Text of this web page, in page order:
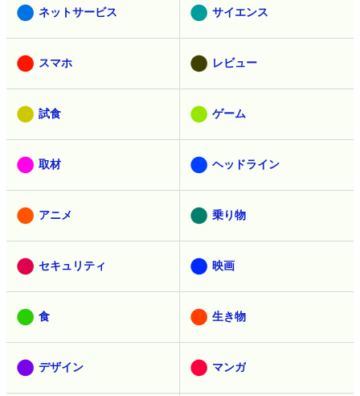
ネットサービス サイエンス
スマホ レビュー
試食 ゲーム
取材 ヘッドライン
アニメ 乗り物
セキュリティ 映画
食 生き物
デザイン マンガ